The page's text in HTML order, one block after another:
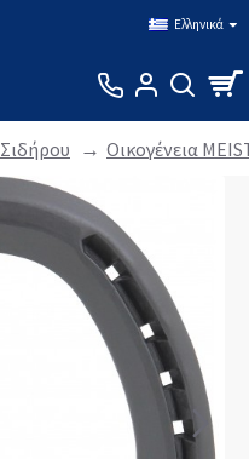
Ελληνικά
Σιδήρου Οικογένεια